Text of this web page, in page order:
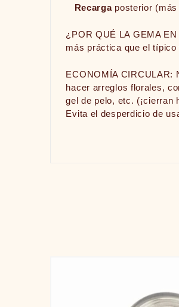
Recargaposterior (más
¿POR QUÉ LA GEMA
más práctica que el
ECONOMÍA CIRCULAR:
hacer arreglos florales,
gel de pelo, etc. (¡cierran
Evita el desperdicio de